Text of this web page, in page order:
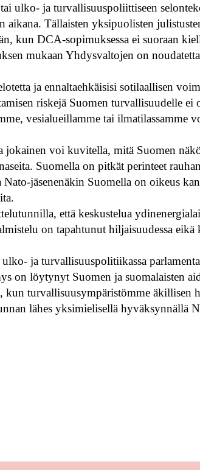
ulko- ja turvallisuuspoliittiseen
aikana. Tällaisten yksipuolisten
kun DCA-sopimuksessa ei suoraan
mukaan Yhdysvaltojen on
ja ennaltaehkäisisi sotilaallisen
riskejä Suomen turvallisuudelle ei
vesialueillamme tai ilmatilassamme
voi kuvitella, mitä Suomen
Suomella on pitkät perinteet
jäsenenäkin Suomella on oikeus
että keskustelua
on tapahtunut hiljaisuudessa eikä
ja turvallisuuspolitiikassa
on löytynyt Suomen ja suomalaisten
turvallisuusympäristömme äkillisen
lähes yksimielisellä hyväksynnällä